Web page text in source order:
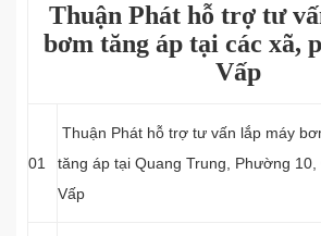
Thuận Phát hỗ trợ tư
bơm tăng áp tại các xã,
Vấp
01
Thuận Phát hỗ trợ tư vấn lắp máy
tăng áp tại Quang Trung, Phường 10,
Vấp